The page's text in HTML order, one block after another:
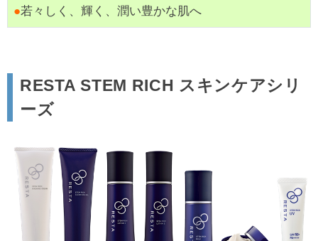
●若々しく、輝く、潤い豊かな肌へ
RESTA STEM RICH スキンケアシリ
ーズ